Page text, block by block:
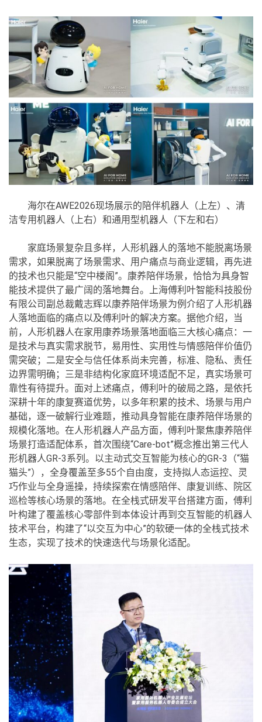
海尔在AWE2026现场展示的陪伴机器人（上左）、清
洁专用机器人（上右）和通用型机器人（下左和右）
家庭场景复杂且多样，人形机器人的落地不能脱离场景
需求，如果脱离了场景需求、用户痛点与商业逻辑，再先进
的技术也只能是“空中楼阁”。康养陪伴场景，恰恰为具身智
能技术提供了最广阔的落地舞台。上海傅利叶智能科技股份
有限公司副总裁戴志辉以康养陪伴场景为例介绍了人形机器
人落地面临的痛点以及傅利叶的解决方案。据他介绍，当
前，人形机器人在家用康养场景落地面临三大核心痛点：一
是技术与真实需求脱节，易用性、实用性与情感陪伴价值仍
需突破；二是安全与信任体系尚未完善，标准、隐私、责任
边界需明确；三是非结构化家庭环境适配不足，真实场景可
靠性有待提升。面对上述痛点，傅利叶的破局之路，是依托
深耕十年的康复赛道优势，以多年积累的技术、场景与用户
基础，逐一破解行业难题，推动具身智能在康养陪伴场景的
规模化落地。在人形机器人产品方面，傅利叶聚焦康养陪伴
场景打造适配体系，首次围绕“Care-bot”概念推出第三代人
形机器人GR-3系列。以主动式交互智能为核心的GR-3（“猫
猫头”），全身覆盖至多55个自由度，支持拟人态运控、灵
巧作业与全身遥操，持续探索在情感陪伴、康复训练、院区
巡检等核心场景的落地。在全栈式研发平台搭建方面，傅利
叶构建了覆盖核心零部件到本体设计再到交互智能的机器人
技术平台，构建了“以交互为中心”的软硬一体的全栈式技术
生态，实现了技术的快速迭代与场景化适配。